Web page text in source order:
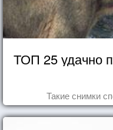
ТОП 25 удачно
Такие снимки